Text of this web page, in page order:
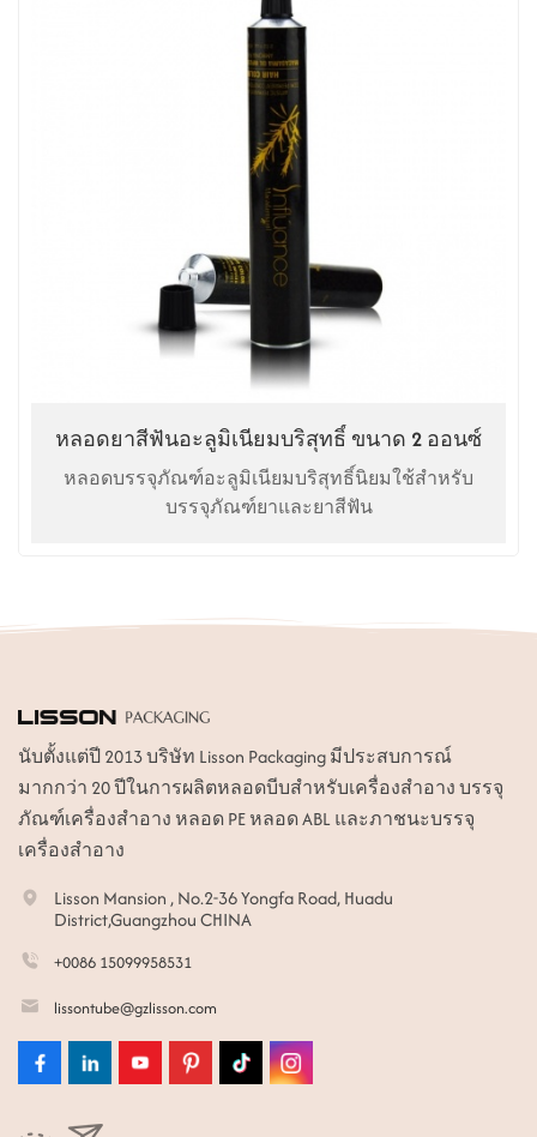
หลอดยาสีฟันอะลูมิเนียมบริสุทธิ์ ขนาด 2 ออนซ์
หลอดบรรจุภัณฑ์อะลูมิเนียมบริสุทธิ์นิยมใช้สำหรับ
บรรจุภัณฑ์ยาและยาสีฟัน
นับตั้งแต่ปี 2013 บริษัท Lisson Packaging มีประสบการณ์
มากกว่า 20 ปีในการผลิตหลอดบีบสำหรับเครื่องสำอาง บรรจุ
ภัณฑ์เครื่องสำอาง หลอด PE หลอด ABL และภาชนะบรรจุ
เครื่องสำอาง
Lisson Mansion , No.2-36 Yongfa Road, Huadu
District,Guangzhou CHINA
+0086 15099958531
lissontube@gzlisson.com